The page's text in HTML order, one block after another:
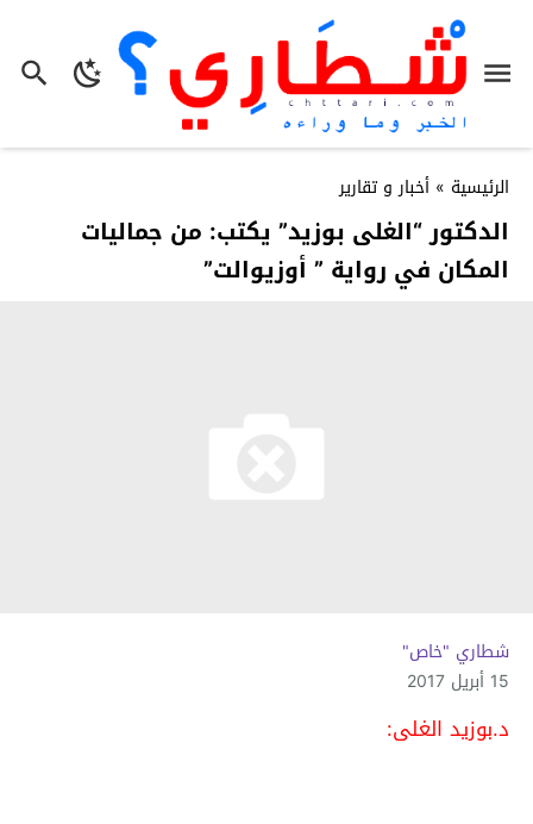
الرئيسية » أخبار و تقارير
الدكتور “الغلى بوزيد” يكتب: من جماليات
المكان في رواية ” أوزيوالت”
شطاري "خاص"
15 أبريل 2017
د.بوزيد الغلى: